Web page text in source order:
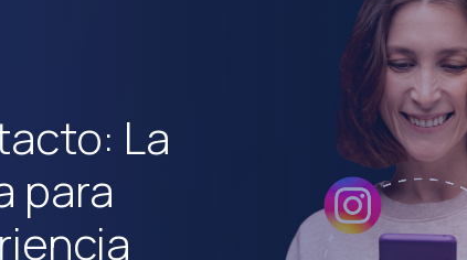
El ROI de una conversación: cómo medir lo que realmente importa
Conversational Commerce Stack: qué necesita una empresa para
WhatsApp no es solo un chat: es el nuevo punto de venta más
El fin del embudo tradicional: por qué las empresas que siguen
Maximizando el ROI Conversacional: Cómo la Firma Digital
La fricción comercial está costando muchos clientes: cómo un
Funcionalidades clave del Canal de Voz: Optimización para una
Leer noticia
La
para